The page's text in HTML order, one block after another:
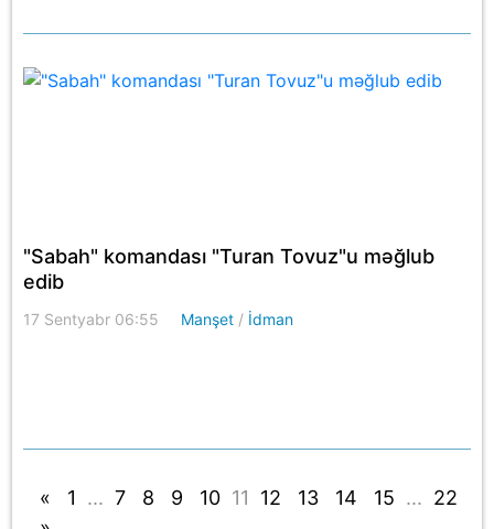
"Sabah" komandası "Turan Tovuz"u məğlub
edib
17 Sentyabr 06:55 Manşet / İdman
« 1 ... 7 8 9 10 11 12 13 14 15 ... 22